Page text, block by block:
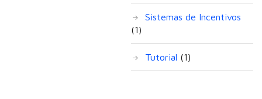
Sistemas de Incentivos
(1)
Tutorial (1)